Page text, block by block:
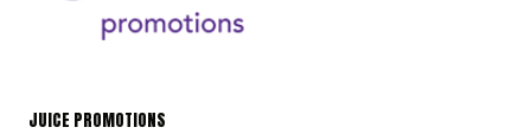
JUICE PROMOTIONS